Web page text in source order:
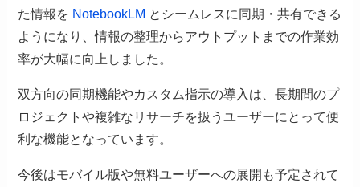
た情報を NotebookLM とシームレスに同期・共有できる
ようになり、情報の整理からアウトプットまでの作業効
率が大幅に向上しました。
双方向の同期機能やカスタム指示の導入は、長期間のプ
ロジェクトや複雑なリサーチを扱うユーザーにとって便
利な機能となっています。
今後はモバイル版や無料ユーザーへの展開も予定されて